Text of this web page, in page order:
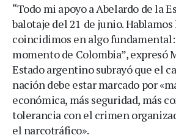
“Todo mi apoyo a Abelardo de la
balotaje del 21 de junio.
coincidimos en algo fundamental:
momento de Colombia”, expresó
Estado argentino subrayó que el
nación debe estar marcado por
económica, más seguridad, más
tolerancia con el crimen
el narcotráfico».